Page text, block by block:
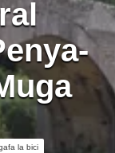
la bici